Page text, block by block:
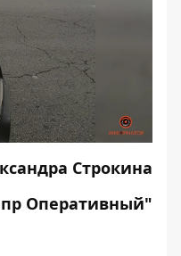
Строкина
Оперативный"